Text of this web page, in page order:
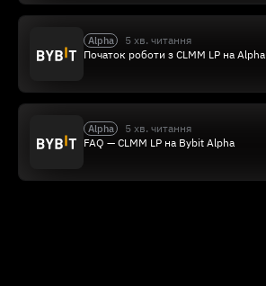
Alpha
5 хв. читання
Початок роботи з CLMM LP на Alpha
Alpha
5 хв. читання
FAQ — CLMM LP на Bybit Alpha